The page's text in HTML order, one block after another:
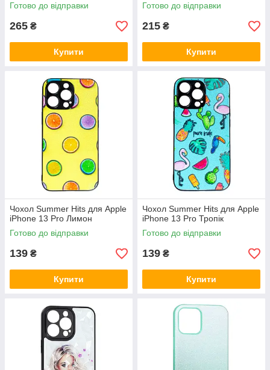
Готово до відправки
265 ₴
Купити
Готово до відправки
215 ₴
Купити
Чохол Summer Hits для Apple
iPhone 13 Pro Лимон
Готово до відправки
139 ₴
Купити
Чохол Summer Hits для Apple
iPhone 13 Pro Тропік
Готово до відправки
139 ₴
Купити